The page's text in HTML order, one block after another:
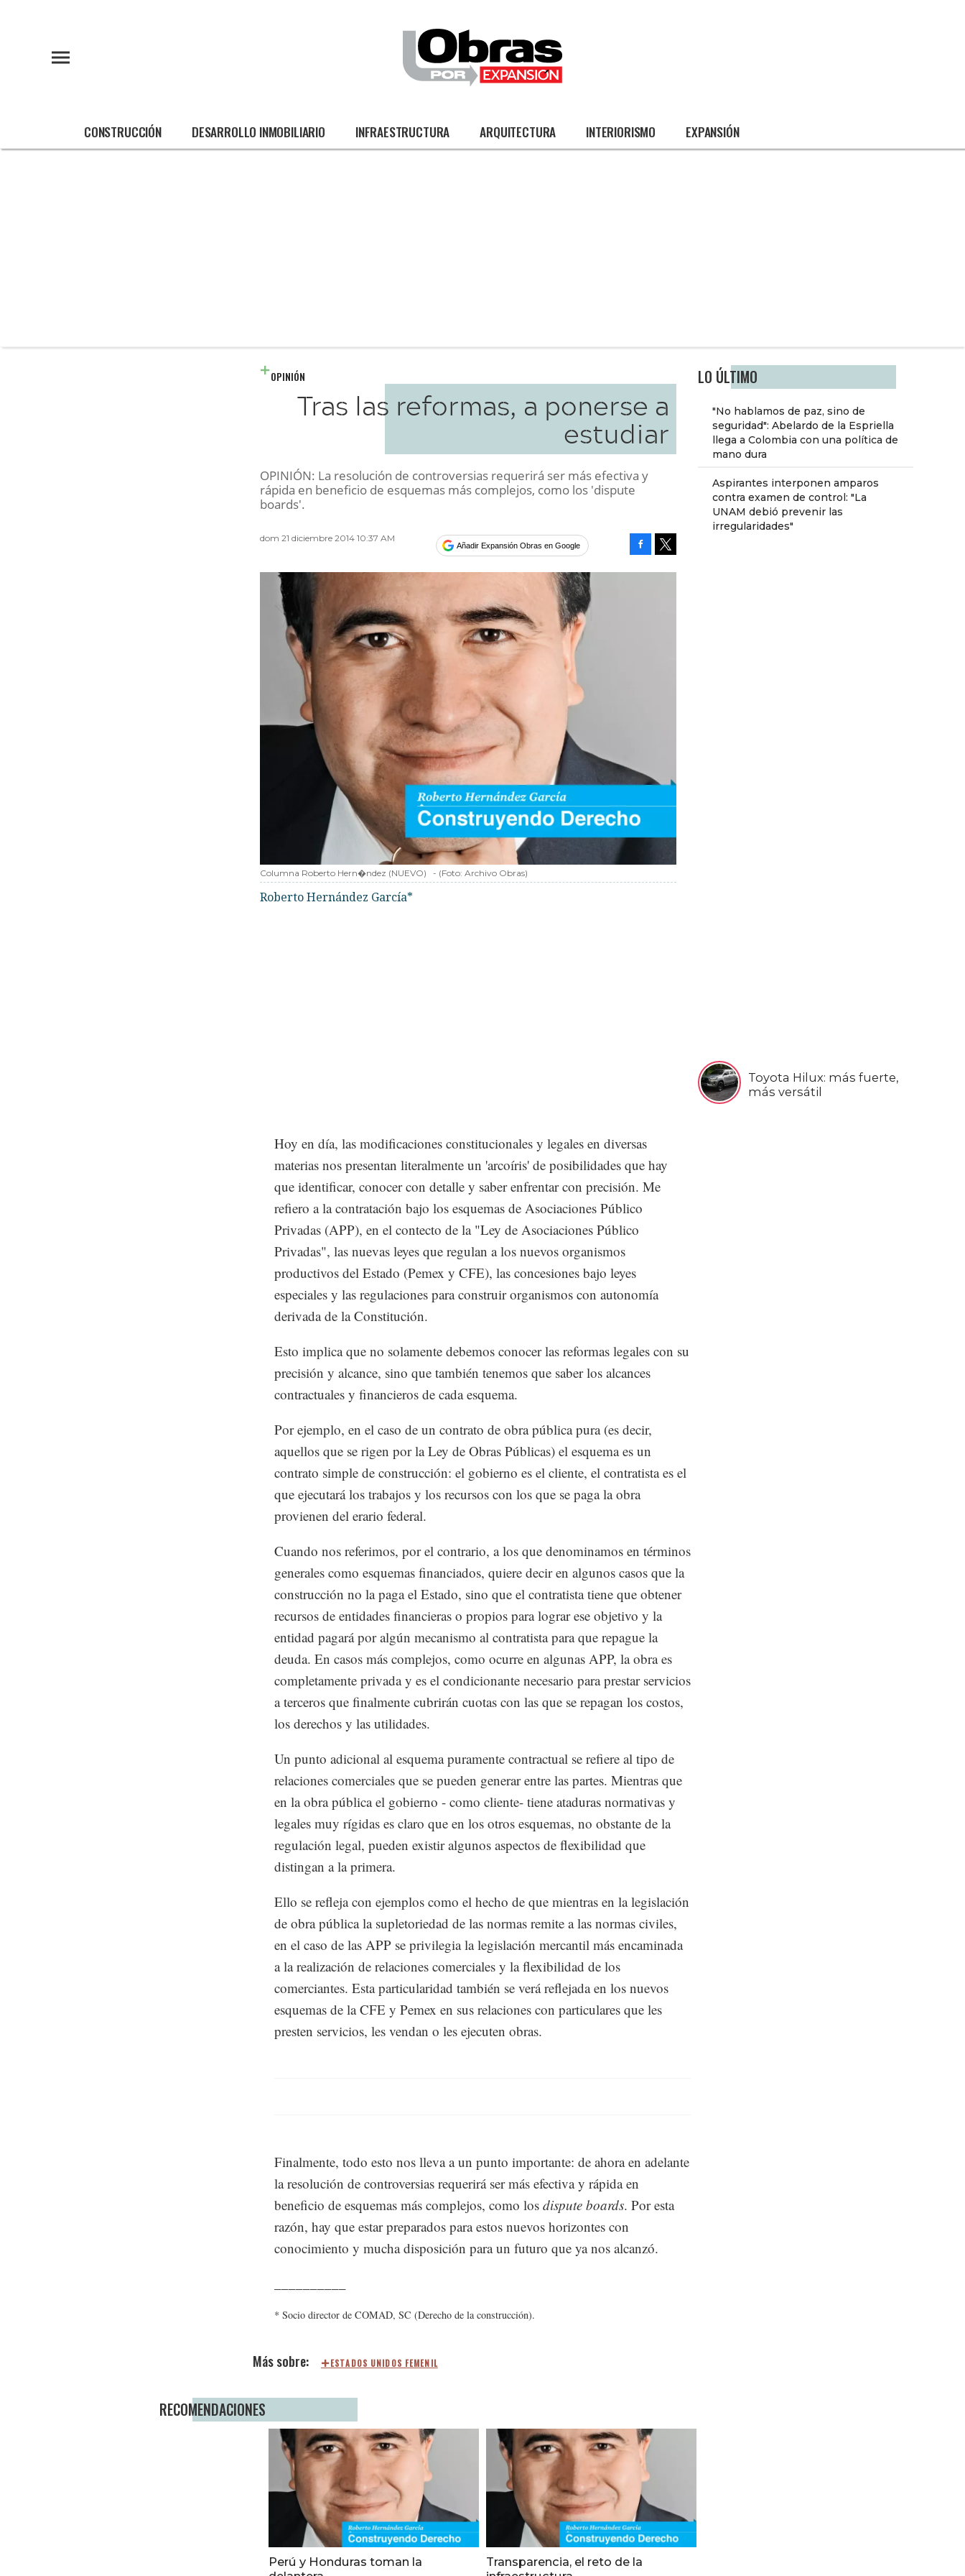
CONSTRUCCIÓN DESARROLLO INMOBILIARIO INFRAESTRUCTURA ARQUITECTURA INTERIORISMO EXPANSIÓN
LO ÚLTIMO
"No hablamos de paz, sino de
seguridad": Abelardo de la Espriella
llega a Colombia con una política de
mano dura
Aspirantes interponen amparos
contra examen de control: "La
UNAM debió prevenir las
irregularidades"
Toyota Hilux: más fuerte,
más versátil
OPINIÓN
Tras las reformas, a ponerse a
estudiar
OPINIÓN: La resolución de controversias requerirá ser más efectiva y
rápida en beneficio de esquemas más complejos, como los 'dispute
boards'.
dom 21 diciembre 2014 10:37 AM
Añadir Expansión Obras en Google
Columna Roberto Hern�ndez (NUEVO) - (Foto: Archivo Obras)
Roberto Hernández García*
Hoy en día, las modificaciones constitucionales y legales en diversas
materias nos presentan literalmente un 'arcoíris' de posibilidades que hay
que identificar, conocer con detalle y saber enfrentar con precisión. Me
refiero a la contratación bajo los esquemas de Asociaciones Público
Privadas (APP), en el contecto de la "Ley de Asociaciones Público
Privadas", las nuevas leyes que regulan a los nuevos organismos
productivos del Estado (Pemex y CFE), las concesiones bajo leyes
especiales y las regulaciones para construir organismos con autonomía
derivada de la Constitución.
Esto implica que no solamente debemos conocer las reformas legales con su
precisión y alcance, sino que también tenemos que saber los alcances
contractuales y financieros de cada esquema.
Por ejemplo, en el caso de un contrato de obra pública pura (es decir,
aquellos que se rigen por la Ley de Obras Públicas) el esquema es un
contrato simple de construcción: el gobierno es el cliente, el contratista es el
que ejecutará los trabajos y los recursos con los que se paga la obra
provienen del erario federal.
Cuando nos referimos, por el contrario, a los que denominamos en términos
generales como esquemas financiados, quiere decir en algunos casos que la
construcción no la paga el Estado, sino que el contratista tiene que obtener
recursos de entidades financieras o propios para lograr ese objetivo y la
entidad pagará por algún mecanismo al contratista para que repague la
deuda. En casos más complejos, como ocurre en algunas APP, la obra es
completamente privada y es el condicionante necesario para prestar servicios
a terceros que finalmente cubrirán cuotas con las que se repagan los costos,
los derechos y las utilidades.
Un punto adicional al esquema puramente contractual se refiere al tipo de
relaciones comerciales que se pueden generar entre las partes. Mientras que
en la obra pública el gobierno - como cliente- tiene ataduras normativas y
legales muy rígidas es claro que en los otros esquemas, no obstante de la
regulación legal, pueden existir algunos aspectos de flexibilidad que
distingan a la primera.
Ello se refleja con ejemplos como el hecho de que mientras en la legislación
de obra pública la supletoriedad de las normas remite a las normas civiles,
en el caso de las APP se privilegia la legislación mercantil más encaminada
a la realización de relaciones comerciales y la flexibilidad de los
comerciantes. Esta particularidad también se verá reflejada en los nuevos
esquemas de la CFE y Pemex en sus relaciones con particulares que les
presten servicios, les vendan o les ejecuten obras.
Finalmente, todo esto nos lleva a un punto importante: de ahora en adelante
la resolución de controversias requerirá ser más efectiva y rápida en
beneficio de esquemas más complejos, como los dispute boards. Por esta
razón, hay que estar preparados para estos nuevos horizontes con
conocimiento y mucha disposición para un futuro que ya nos alcanzó.
* Socio director de COMAD, SC (Derecho de la construcción).
ESTADOS UNIDOS FEMENIL
RECOMENDACIONES
Perú y Honduras toman la
Transparencia, el reto de la